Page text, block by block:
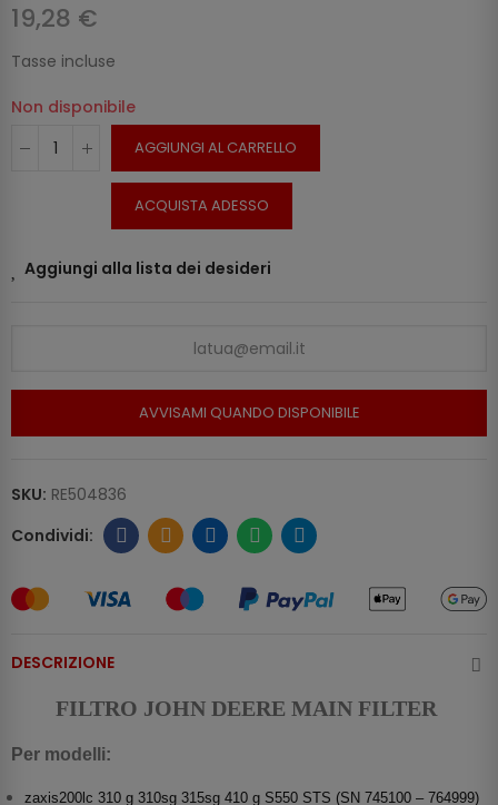
19,28 €
Tasse incluse
Non disponibile
AGGIUNGI AL CARRELLO
ACQUISTA ADESSO
Aggiungi alla lista dei desideri
AVVISAMI QUANDO DISPONIBILE
SKU: RE504836
DESCRIZIONE
FILTRO JOHN DEERE MAIN FILTER
Per modelli:
zaxis200lc 310 g 310sg 315sg 410 g S550 STS (SN 745100 – 764999)